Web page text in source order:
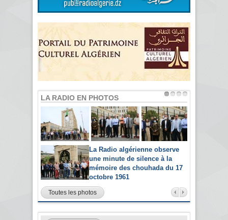
LA RADIO EN PHOTOS
La Radio algérienne observe
une minute de silence à la
mémoire des chouhada du 17
octobre 1961
Toutes les photos